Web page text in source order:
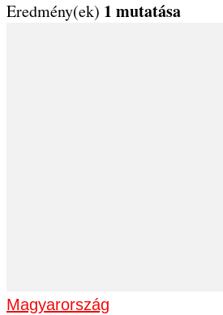
Eredmény(ek) 1 mutatása
Magyarország